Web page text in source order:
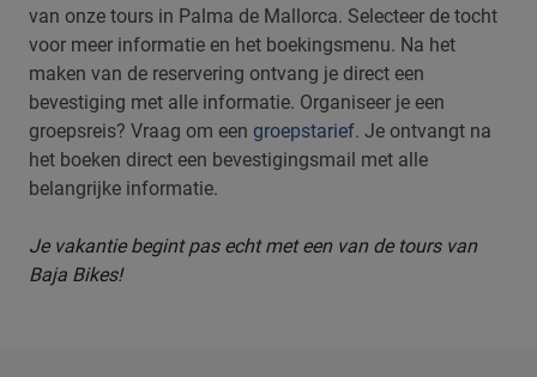
van onze tours in Palma de Mallorca. Selecteer de tocht
voor meer informatie en het boekingsmenu. Na het
maken van de reservering ontvang je direct een
bevestiging met alle informatie. Organiseer je een
groepsreis? Vraag om een groepstarief. Je ontvangt na
het boeken direct een bevestigingsmail met alle
belangrijke informatie.
Je vakantie begint pas echt met een van de tours van
Baja Bikes!